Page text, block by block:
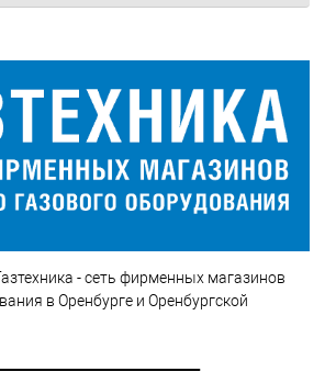
- сеть фирменных магазинов
в Оренбурге и Оренбургской